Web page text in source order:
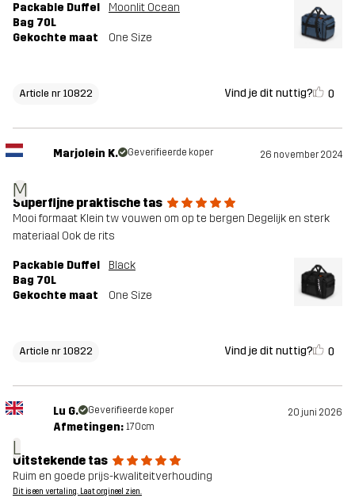
Packable Duffel
Bag 70L
Moonlit Ocean
Gekochte maat One Size
Article nr 10822 Vind je dit nuttig? 0
M
Marjolein K. Geverifieerde koper 26 november 2024
Superfijne praktische tas
Mooi formaat Klein tw vouwen om op te bergen Degelijk en sterk
materiaal Ook de rits
Packable Duffel
Bag 70L
Black
Gekochte maat One Size
Article nr 10822 Vind je dit nuttig? 0
L
Lu G. Geverifieerde koper 20 juni 2026
Afmetingen: 170cm
Uitstekende tas
Ruim en goede prijs-kwaliteitverhouding
Dit is een vertaling. Laat orgineel zien.